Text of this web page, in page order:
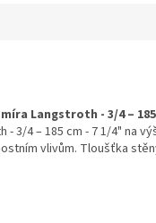
Langstroth - 3/4 – 185
3/4 – 185 cm - 7 1/4" na
vlivům. Tloušťka